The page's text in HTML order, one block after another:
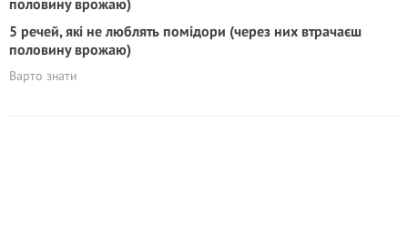
5 речей, які не люблять помідори (через них втрачаєш
половину врожаю)
Варто знати